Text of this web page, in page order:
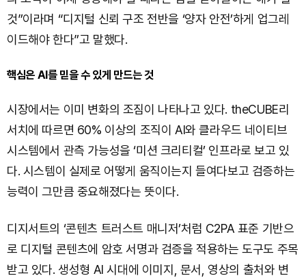
것”이라며 “디지털 신뢰 구조 전반을 ‘양자 안전’하게 업그레
이드해야 한다”고 말했다.
핵심은 AI를 믿을 수 있게 만드는 것
시장에서는 이미 변화의 조짐이 나타나고 있다. theCUBE리
서치에 따르면 60% 이상의 조직이 AI와 클라우드 네이티브
시스템에서 관측 가능성을 ‘미션 크리티컬’ 인프라로 보고 있
다. 시스템이 실제로 어떻게 움직이는지 들여다보고 검증하는
능력이 그만큼 중요해졌다는 뜻이다.
디지서트의 ‘콘텐츠 트러스트 매니저’처럼 C2PA 표준 기반으
로 디지털 콘텐츠에 암호 서명과 검증을 적용하는 도구도 주목
받고 있다. 생성형 AI 시대에 이미지, 문서, 영상의 출처와 변